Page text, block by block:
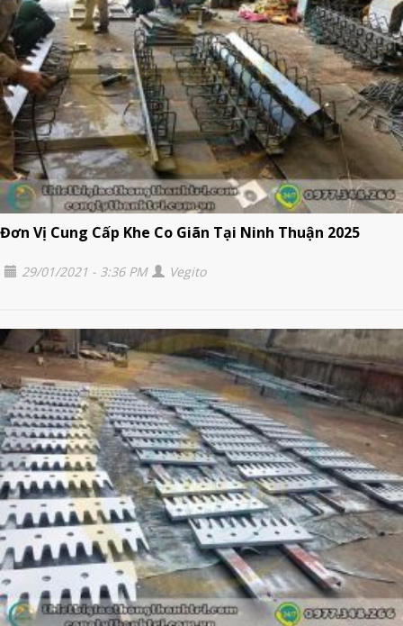
Đơn Vị Cung Cấp Khe Co Giãn Tại Ninh Thuận 2025
29/01/2021 - 3:36 PM Vegito